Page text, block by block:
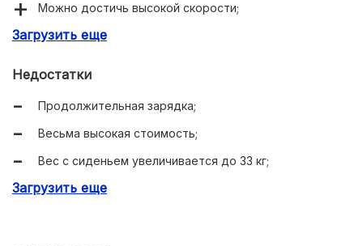
Можно достичь высокой скорости;
Аккумулятор имеет очень высокую ёмкость;
Загрузить еще
Недостатки
Продолжительная зарядка;
Весьма высокая стоимость;
Вес с сиденьем увеличивается до 33 кг;
Заднее крыло плохо справляется с брызгами.
Загрузить еще